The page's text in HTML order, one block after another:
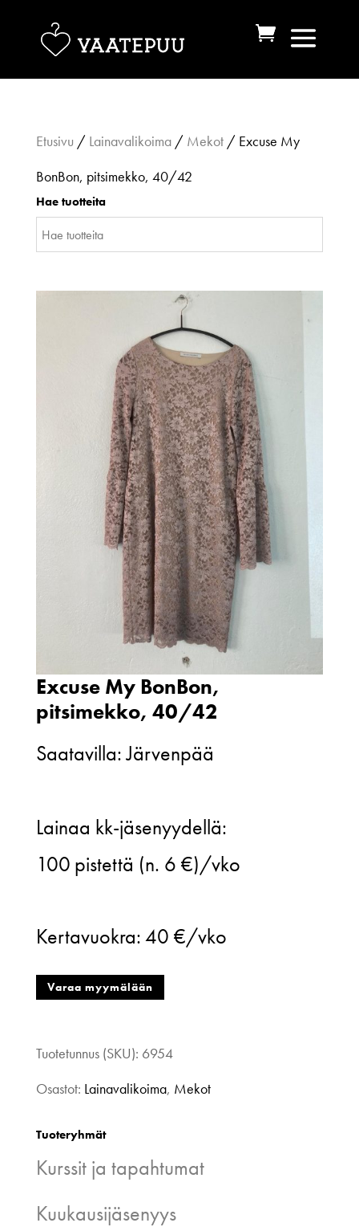
Etusivu / Lainavalikoima/ Mekot/ Excuse My
BonBon, pitsimekko, 40/42
Hae tuotteita
Excuse My BonBon,
pitsimekko, 40/42
Saatavilla: Järvenpää
My
BonBon,
40/42
määrä
Lainaa kk-jäsenyydellä:
100 pistettä (n. 6 €)/vko
Kertavuokra:40 €/vko
Varaa myymälään
Tuotetunnus (SKU): 6954
Osastot: Lainavalikoima, Mekot
Tuoteryhmät
Kurssit ja tapahtumat
Kuukausijäsenyys